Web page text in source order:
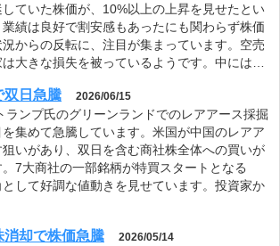
ていた株価が、10%以上の上昇を見せたとい
績は良好で割安感もあったにも関わらず株価
からの反転に、注目が集まっています。空売
大きな損失を被っているようです。中には…
双日急騰 2026/06/15
ランプ氏のグリーンランドでのレアアース採掘
集めて急騰しています。米国が中国のレアア
いがあり、双日を含む商社株全体への買いが
7大商社の一部銘柄が特買スタートとなる
して好調な値動きを見せています。投資家か
消却で株価急騰 2026/05/14